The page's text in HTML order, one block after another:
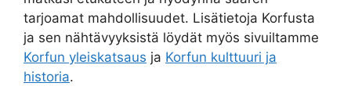
tarjoamat mahdollisuudet. Lisätietoja Korfusta
ja sen nähtävyyksistä löydät myös sivuiltamme
Korfun yleiskatsaus ja Korfun kulttuuri ja
historia.